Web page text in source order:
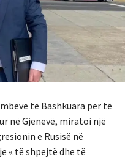
të Bashkuara për të
në Gjenevë, miratoi një
e Rusisë në
« të shpejtë dhe të